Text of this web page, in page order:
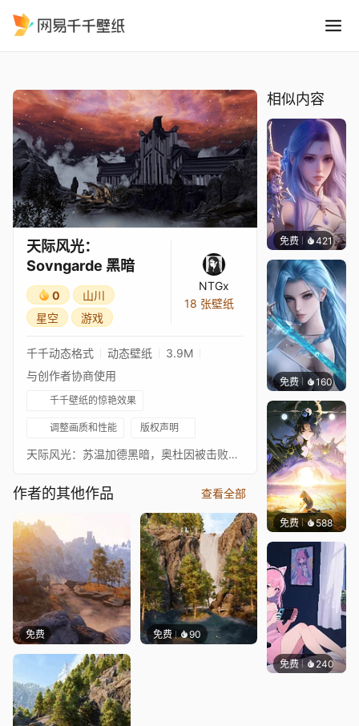
天际风光：
Sovngarde 黑暗
0
山川
星空
游戏
NTGx
18 张壁纸
千千动态格式 动态壁纸
3.9M
与创作者协商使用
千千壁纸的惊艳效果
调整画质和性能 版权声明
天际风光：苏温加德黑暗，奥杜因被击败之前
作者的其他作品 查看全部
免费 免费 90
相似内容
免费 421好看
免费 160好看
免费 588小鬼
免费 240好看